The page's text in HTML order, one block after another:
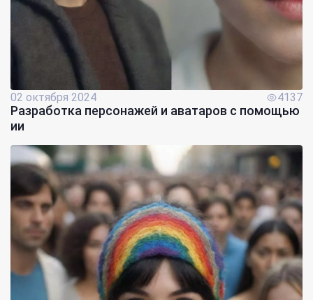
02 октября 2024 4137
Разработка персонажей и аватаров с помощью
ии